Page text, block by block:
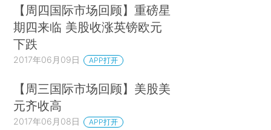
【周四国际市场回顾】重磅星
期四来临 美股收涨英镑欧元
下跌
2017年06月09日 APP打开
【周三国际市场回顾】美股美
元齐收高
2017年06月08日 APP打开